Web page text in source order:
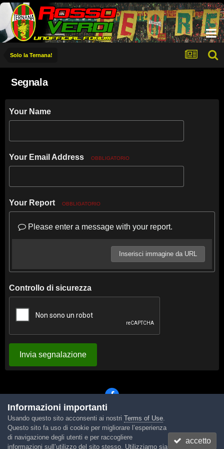
Solo la Ternana!
Segnala
Your Name
Your Email Address OBBLIGATORIO
Your Report OBBLIGATORIO
Please enter a message with your report.
Inserisci immagine da URL
Controllo di sicurezza
Invia segnalazione
Lingua Tema Contattaci Cookies
Powered by Invision Community
Informazioni importanti
Usando questo sito acconsenti ai nostri Terms of Use.
Questo sito fa uso di cookie per migliorare l’esperienza
di navigazione degli utenti e per raccogliere
informazioni sull’utilizzo del sito stesso. Utilizziamo sia
accetto